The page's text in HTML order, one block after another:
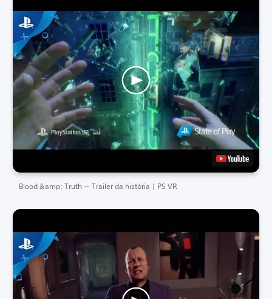
Blood &amp; Truth — Trailer da história | PS VR